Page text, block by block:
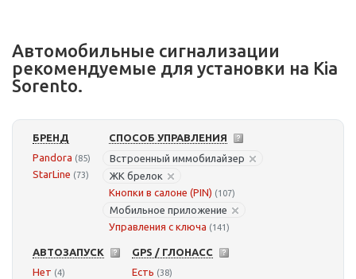
Автомобильные сигнализации
рекомендуемые для установки на Kia
Sorento.
БРЕНД
Pandora (85)
StarLine (73)
СПОСОБ УПРАВЛЕНИЯ
Встроенный иммобилайзер
ЖК брелок
Кнопки в салоне (PIN) (107)
Мобильное приложение
Управления с ключа (141)
АВТОЗАПУСК
Нет (4)
GPS / ГЛОНАСС
Есть (38)